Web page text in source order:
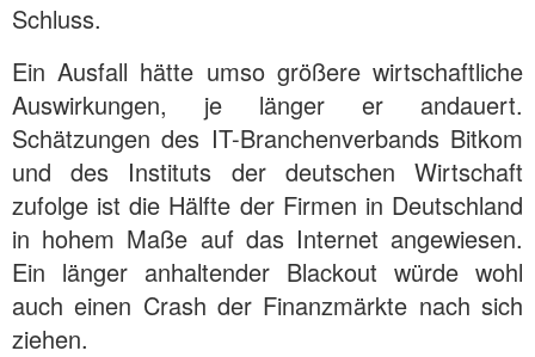
Schluss.
Ein Ausfall hätte umso größere wirtschaftliche
Auswirkungen, je länger er andauert.
Schätzungen des IT-Branchenverbands Bitkom
und des Instituts der deutschen Wirtschaft
zufolge ist die Hälfte der Firmen in Deutschland
in hohem Maße auf das Internet angewiesen.
Ein länger anhaltender Blackout würde wohl
auch einen Crash der Finanzmärkte nach sich
ziehen.